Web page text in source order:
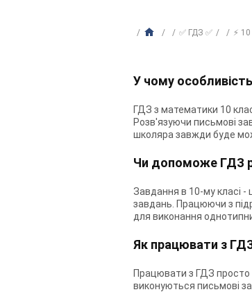
✅ ГДЗ ✅ ⚡
У чому
ГДЗ з математики 10
Розв'язуючи письмові
школяра завжди буде
Чи допоможе ГДЗ
Завдання в 10-му класі -
завдань. Працюючи з
для виконання
Як працювати з
Працювати з ГДЗ просто
виконуються письмові